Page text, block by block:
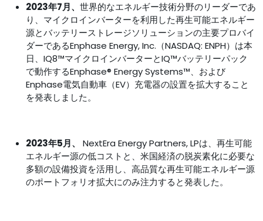
2023年7月、 世界的なエネルギー技術分野のリーダーであ
り、マイクロインバーターを利用した再生可能エネルギー
源とバッテリーストレージソリューションの主要プロバイ
ダーであるEnphase Energy, Inc.（NASDAQ: ENPH）は本
日、IQ8™マイクロインバーターとIQ™バッテリーパック
で動作するEnphase® Energy Systems™、および
Enphase電気自動車（EV）充電器の設置を拡大すること
を発表しました。
2023年5月、
NextEra Energy Partners, LPは、再生可能
エネルギー源の低コストと、米国経済の脱炭素化に必要な
多額の設備投資を活用し、高品質な再生可能エネルギー源
のポートフォリオ拡大にのみ注力すると発表した。